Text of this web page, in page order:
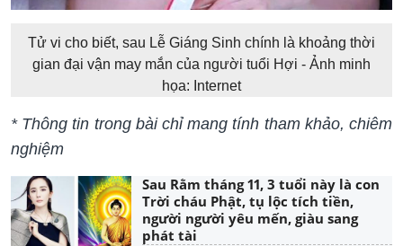
Tử vi cho biết, sau Lễ Giáng Sinh chính là khoảng thời
gian đại vận may mắn của người tuổi Hợi - Ảnh minh
họa: Internet
* Thông tin trong bài chỉ mang tính tham khảo, chiêm
nghiệm
Sau Rằm tháng 11, 3 tuổi này là con
Trời cháu Phật, tụ lộc tích tiền,
người người yêu mến, giàu sang
phát tài